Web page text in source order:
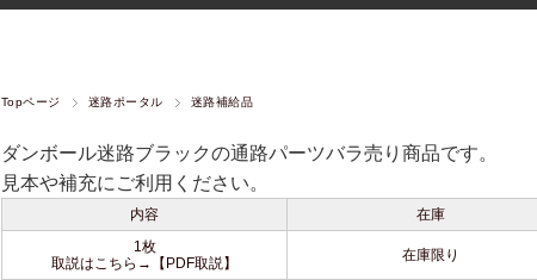
Topページ 迷路ポータル 迷路補給品
ダンボール迷路ブラックの通路パーツバラ売り商品です。
見本や補充にご利用ください。
内容 在庫
1枚
取説はこちら→
【PDF取説】 在庫限り